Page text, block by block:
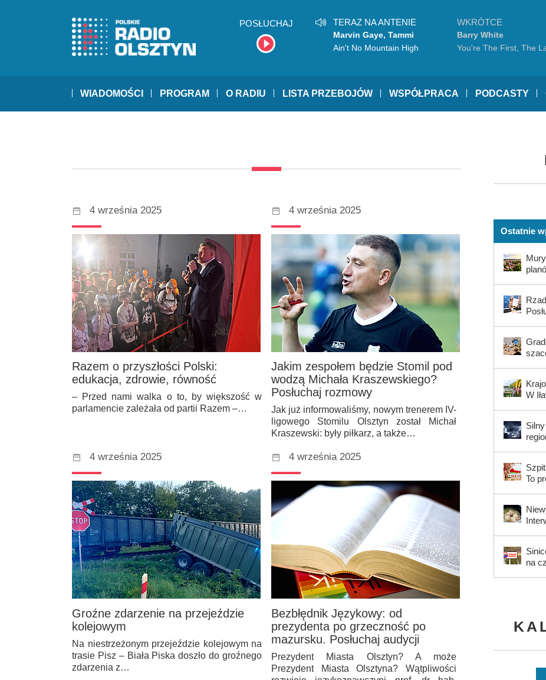
POSŁUCHAJ TERAZ NA ANTENIE
Marvin Gaye, Tammi
Terrell
Ain't No Mountain High
WKRÓTCE
Barry White
You're The First, The
WIADOMOŚCI PROGRAM O RADIU LISTA PRZEBOJÓW WSPÓŁPRACA PODCASTY
4 września 2025
Razem o przyszłości Polski:
edukacja, zdrowie, równość
– Przed nami walka o to, by większość w
parlamencie zależała od partii Razem –…
4 września 2025
Jakim zespołem będzie Stomil pod
wodzą Michała Kraszewskiego?
Posłuchaj rozmowy
Jak już informowaliśmy, nowym trenerem IV-
ligowego Stomilu Olsztyn został Michał
Kraszewski: były piłkarz, a także…
4 września 2025
Groźne zdarzenie na przejeździe
kolejowym
Na niestrzeżonym przejeździe kolejowym na
trasie Pisz – Biała Piska doszło do groźnego
zdarzenia z…
4 września 2025
Bezbłędnik Językowy: od
prezydenta po grzeczność po
mazursku. Posłuchaj audycji
Prezydent Miasta Olsztyn? A może
Prezydent Miasta Olsztyna? Wątpliwości
Ostatnie
W
To
na